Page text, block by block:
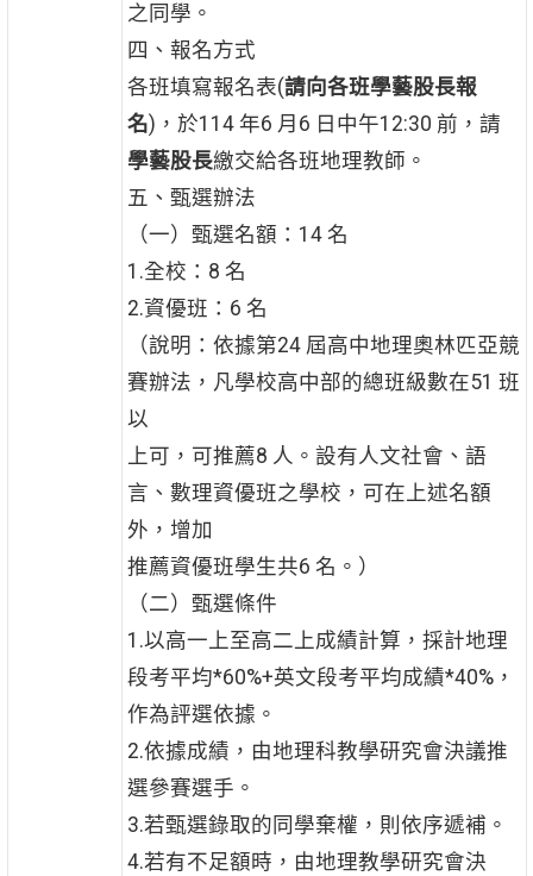
之同學。
四、報名方式
各班填寫報名表(請向各班學藝股長報
名)，於114 年6 月6 日中午12:30 前，請
學藝股長繳交給各班地理教師。
五、甄選辦法
（一）甄選名額：14 名
1.全校：8 名
2.資優班：6 名
（說明：依據第24 屆高中地理奧林匹亞競
賽辦法，凡學校高中部的總班級數在51 班
以
上可，可推薦8 人。設有人文社會、語
言、數理資優班之學校，可在上述名額
外，增加
推薦資優班學生共6 名。）
（二）甄選條件
1.以高一上至高二上成績計算，採計地理
段考平均*60%+英文段考平均成績*40%，
作為評選依據。
2.依據成績，由地理科教學研究會決議推
選參賽選手。
3.若甄選錄取的同學棄權，則依序遞補。
4.若有不足額時，由地理教學研究會決